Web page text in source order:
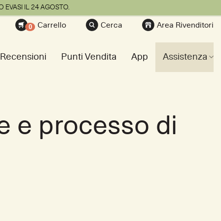
0 Carrello Cerca Area Rivenditori
Recensioni Punti Vendita App Assistenza
e processo di
EVASI IL 24 AGOSTO.